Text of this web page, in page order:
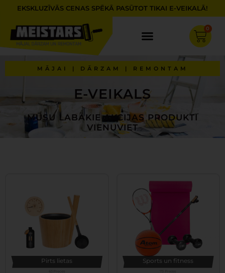
content
EKSKLUZĪVĀS CENAS SPĒKĀ PASŪTOT TIKAI E-VEIKALĀ!
0
Cart
MĀJAI | DĀRZAM | REMONTAM
E-VEIKALS
MŪSU LABĀKIE AKCIJAS PRODUKTI
VIENUVIET
Pirts lietas Sports un fitness